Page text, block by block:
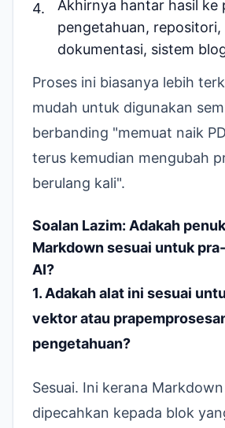
Akhirnya hantar hasil ke
pengetahuan, repositori,
dokumentasi, sistem
Proses ini biasanya lebih
mudah untuk digunakan
berbanding "memuat naik
terus kemudian mengubah
berulang kali".
Soalan Lazim: Adakah
Markdown sesuai untuk
AI?
1. Adakah alat ini sesuai
vektor atau
pengetahuan?
Sesuai. Ini kerana
dipecahkan kepada blok